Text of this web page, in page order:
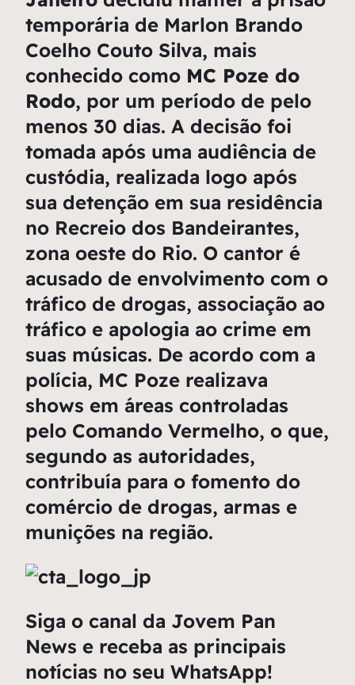
temporária de Marlon Brando
Coelho Couto Silva, mais
conhecido como MC Poze do
Rodo, por um período de pelo
menos 30 dias. A decisão foi
tomada após uma audiência de
custódia, realizada logo após
sua detenção em sua residência
no Recreio dos Bandeirantes,
zona oeste do Rio. O cantor é
acusado de envolvimento com o
tráfico de drogas, associação ao
tráfico e apologia ao crime em
suas músicas. De acordo com a
polícia, MC Poze realizava
shows em áreas controladas
pelo Comando Vermelho, o que,
segundo as autoridades,
contribuía para o fomento do
comércio de drogas, armas e
munições na região.
Siga o canal da Jovem Pan
News e receba as principais
notícias no seu WhatsApp!